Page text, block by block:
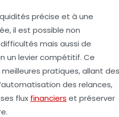
précise et à une
il est possible non
mais aussi de
un levier compétitif. Ce
pratiques, allant des
des relances,
flux financiers et préserver